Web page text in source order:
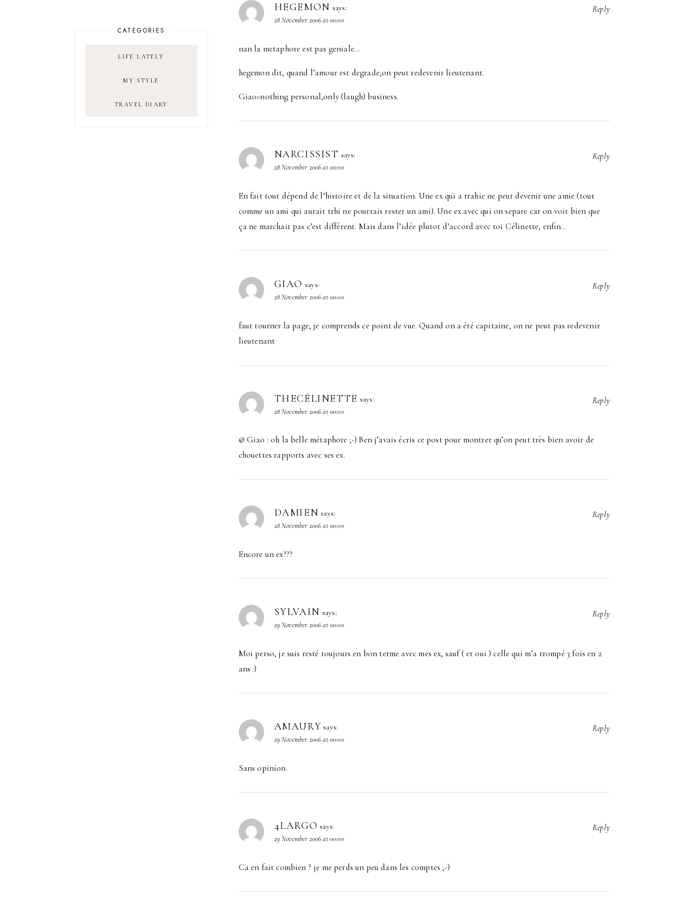
HEGEMON says:
28 November 2006 at 00:00
nan la metaphore est pas geniale…
hegemon dit, quand l’amour est degrade,on peut redevenir lieutenant.
Giao>nothing personal,only (laugh) business.
Reply
NARCISSIST says:
28 November 2006 at 00:00
En fait tout dépend de l’histoire et de la situation. Une ex qui a trahie ne peut devenir une amie (tout
comme un ami qui aurait trhi ne pourrais rester un ami). Une ex avec qui on separe car on voit bien que
ça ne marchait pas c’est différent. Mais dans l’idée plutot d’accord avec toi Célinette, enfin…
Reply
GIAO says:
28 November 2006 at 00:00
faut tourner la page, je comprends ce point de vue. Quand on a été capitaine, on ne peut pas redevenir
lieutenant
Reply
THECÉLINETTE says:
28 November 2006 at 00:00
@ Giao : oh la belle métaphore ;-) Ben j’avais écris ce post pour montrer qu’on peut très bien avoir de
chouettes rapports avec ses ex.
Reply
DAMIEN says:
28 November 2006 at 00:00
Encore un ex???
Reply
SYLVAIN says:
29 November 2006 at 00:00
Moi perso, je suis resté toujours en bon terme avec mes ex, sauf ( et oui ) celle qui m’a trompé 3 fois en 2
ans :)
Reply
AMAURY says:
29 November 2006 at 00:00
Sans opinion.
Reply
4LARGO says:
29 November 2006 at 00:00
Ca en fait combien ? je me perds un peu dans les comptes ;-)
Reply
CATEGORIES
LIFE LATELY
MY STYLE
TRAVEL DIARY